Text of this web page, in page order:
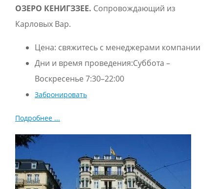
ОЗЕРО КЕНИГЗЗЕЕ. Сопровождающий из
Карловых Вар.
Цена: свяжитесь с менеджерами компании
Дни и время проведения:Суббота –
Воскресенье 7:30–22:00
Забронировать
Подробнее ...